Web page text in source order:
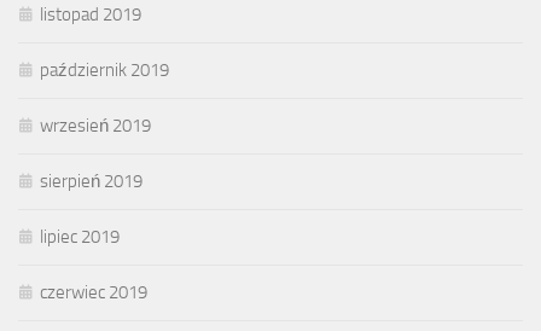
listopad 2019
październik 2019
wrzesień 2019
sierpień 2019
lipiec 2019
czerwiec 2019